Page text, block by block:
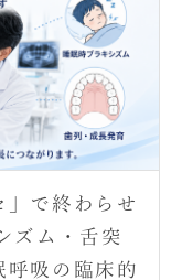
」で終わらせ
ズム・舌突
呼吸の臨床的